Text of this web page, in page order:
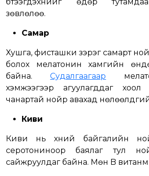
зөвлөлөө.
Самар
Хушга, фисташки зэрэг самарт
болох мелатонин хамгийн
байна.Судалгаагаар
хэмжээгээр агуулагддаг
чанартай нойр авахад
Киви
Киви нь хүний байгалийн
серотониноор баялаг тул
сайжруулдаг байна. Мөн B